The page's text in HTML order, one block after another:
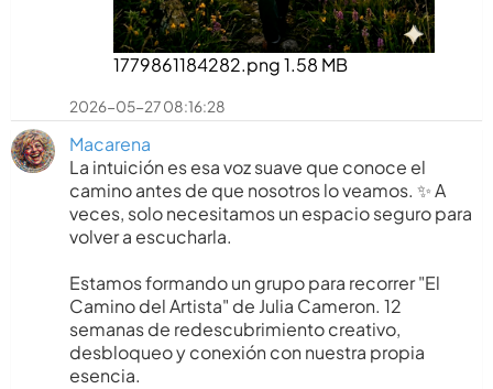
1779861184282.png1.58 MB
2026-05-27 08:16:28
Macarena
La intuición es esa voz suave que conoce el
camino antes de que nosotros lo veamos. ✨ A
veces, solo necesitamos un espacio seguro para
volver a escucharla.
​Estamos formando un grupo para recorrer "El
Camino del Artista" de Julia Cameron. 12
semanas de redescubrimiento creativo,
desbloqueo y conexión con nuestra propia
esencia.